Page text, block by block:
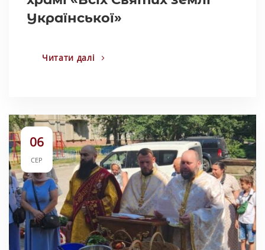
Української»
Читати далі
06
СЕР